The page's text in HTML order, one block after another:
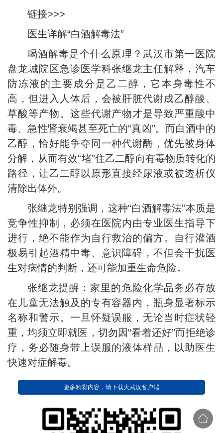
链接>>>
医生详解“白酒解毒法”
喝酒解毒是个什么原理？武汉市第一医院
盘龙城院区急诊医学科张继龙主任解释，汽车
防冻液的主要成分是乙二醇，它本身毒性不
高，但进入人体后，会被肝脏代谢成乙醇酸、
草酸等产物。这些代谢产物才是导致严重酸中
毒、急性肾衰竭甚至死亡的“真凶”。而白酒中的
乙醇，恰好能争夺同一种代谢酶，优先被身体
分解，从而有效“堵”住乙二醇向有毒物质转化的
路径，让乙二醇以原形直接经尿液或被透析仪
清除出体外。
张继龙特别强调，这种“白酒解毒法”本质是
竞争性抑制，必须在医院内由专业医生指导下
进行，绝不能作为自行救治的偏方。自行灌酒
极易引起酒精中毒、意识障碍，不但会干扰医
生对病情的判断，还可能加重生命危险。
张继龙提醒：家里的危险化学品务必存放
在儿童无法触及的专有容器内，瓶身显著标示
名称和警示。一旦怀疑误服，无论当时症状轻
重，均须立即就医，切勿因“看着还好”而拒绝诊
疗，务必随身带上误服的液体样品，以助医生
快速对症解毒。
更多精彩内容，请下载大武汉客户端